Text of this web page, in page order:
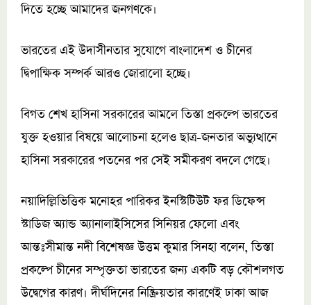
দিতে হচ্ছে আমাদের জনগণকে।
ভারতের এই উদাসীনতার সুযোগে বাংলাদেশ ও চীনের
দ্বিপাক্ষিক সম্পর্ক আরও জোরালো হচ্ছে।
বিগত শেখ হাসিনা সরকারের আমলে তিস্তা প্রকল্পে ভারতের
যুক্ত হওয়ার বিষয়ে আলোচনা হলেও ছাত্র-জনতার অভ্যুত্থানে
হাসিনা সরকারের পতনের পর সেই সমীকরণ বদলে গেছে।
নয়াদিল্লিভিত্তিক মনোহর পারিকর ইনস্টিটিউট ফর ডিফেন্স
স্টাডিজ অ্যান্ড অ্যানালাইসিসের সিনিয়র ফেলো এবং
আন্তঃসীমান্ত নদী বিশেষজ্ঞ উত্তম কুমার সিনহা বলেন, তিস্তা
প্রকল্পে চীনের সম্পৃক্ততা ভারতের জন্য একটি বড় কৌশলগত
উদ্বেগের কারণ। দীর্ঘদিনের নিষ্ক্রিয়তার কারণেই ঢাকা আজ